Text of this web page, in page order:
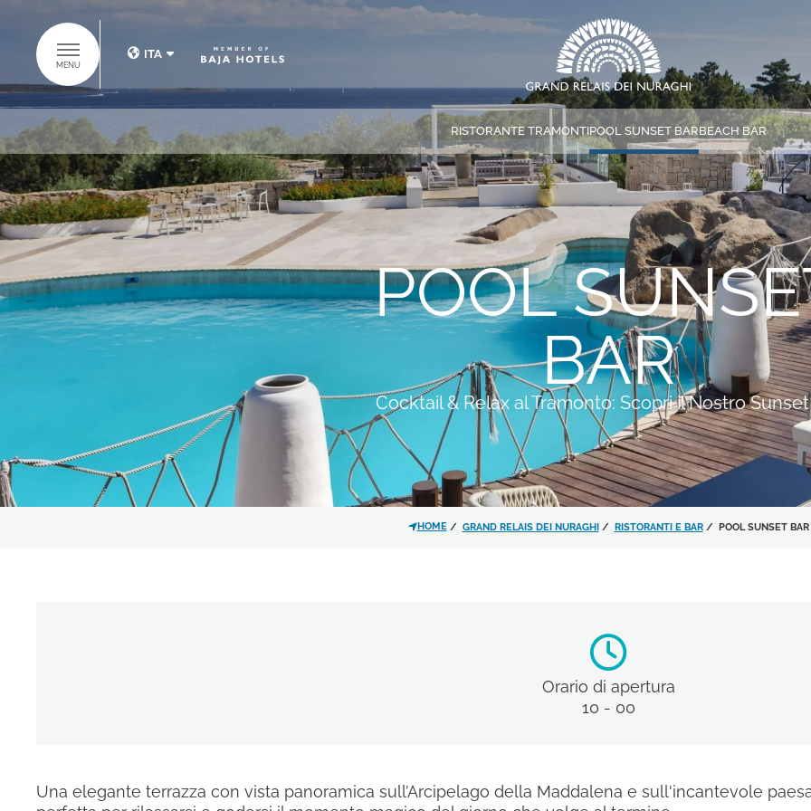
MENU
ITA
NOME*
EMAIL *
MESSAGGIO*
Ho letto e accettato l'
trattamento dei dati personali.
Iscrivimi alla newsletter!
RISTORANTE TRAMONTIPOOL SUNSET BARBEACH BAR
SCOPRI IL
GRUPPO BAJA
HOTELS
HOME
SUITES COLLECTION
RISTORANTI & BAR
LA NOSTRA STORIA
OFFERTE
POOL
BAR
Cocktail & Relax al Tramonto: Scopri il Nostro
HOME GRAND RELAIS DEI NURAGHI RISTORANTI E BAR POOL SUNSET BAR
Orario di apertura
10 - 00
Una elegante terrazza con vista panoramica sull’Arcipelago della Maddalena e sull'incantevole